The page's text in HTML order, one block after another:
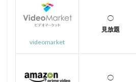
videomarket
◯
見放題
◯